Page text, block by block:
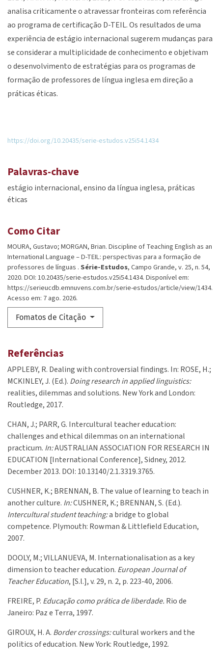
Palavras-chave
estágio internacional ensino da língua inglesa práticas
éticas
Como Citar
MOURA, Gustavo; MORGAN, Brian. Discipline of Teaching English as an
International Language – D-TEIL: perspectivas para a formação de
professores de línguas . Série-Estudos, Campo Grande, v. 25, n. 54,
2020. DOI: 10.20435/serie-estudos.v25i54.1434. Disponível em:
https://serieucdb.emnuvens.com.br/serie-estudos/article/view/1434.
Acesso em: 7 ago. 2026.
Fomatos de Citação
analisa criticamente o atravessar fronteiras com referência
ao programa de certificação D-TEIL. Os resultados de uma
experiência de estágio internacional sugerem mudanças para
se considerar a multiplicidade de conhecimento e objetivam
o desenvolvimento de estratégias para os programas de
formação de professores de língua inglesa em direção a
práticas éticas.
https://doi.org/10.20435/serie-estudos.v25i54.1434
Referências
APPLEBY, R. Dealing with controversial findings. In: ROSE, H.;
MCKINLEY, J. (Ed.). Doing research in applied linguistics:
realities, dilemmas and solutions. New York and London:
Routledge, 2017.
CHAN, J.; PARR, G. Intercultural teacher education:
challenges and ethical dilemmas on an international
practicum. In:AUSTRALIAN ASSOCIATION FOR RESEARCH IN
EDUCATION [International Conference], Sidney, 2012.
December 2013. DOI: 10.13140/2.1.3319.3765.
CUSHNER, K.; BRENNAN, B. The value of learning to teach in
another culture. In:CUSHNER, K.; BRENNAN, S. (Ed.).
Intercultural student teaching:a bridge to global
competence. Plymouth: Rowman & Littlefield Education,
2007.
DOOLY, M.; VILLANUEVA, M. Internationalisation as a key
dimension to teacher education. European Journal of
Teacher Education, [S.l.], v. 29, n. 2, p. 223-40, 2006.
FREIRE, P. Educação como prática de liberdade. Rio de
Janeiro: Paz e Terra, 1997.
GIROUX, H. A. Border crossings:cultural workers and the
politics of education. New York: Routledge, 1992.